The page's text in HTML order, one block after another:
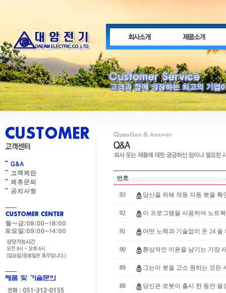
번호
93 당신을 위해 작동 자동 봇을 확
92 이 프로그램을 사용하여 노트
91 어떤 노력과 기술없이 돈 24 을
90 환상적인 이윤을 남기는 가장
89 그는이 봇을 고소 원하는 모든
88 당신은 로봇이 출시 한 동안 필